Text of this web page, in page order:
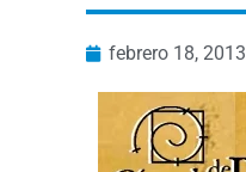
febrero 18, 2013